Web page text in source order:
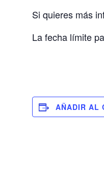
Si quieres más
La fecha límite
AÑADIR AL